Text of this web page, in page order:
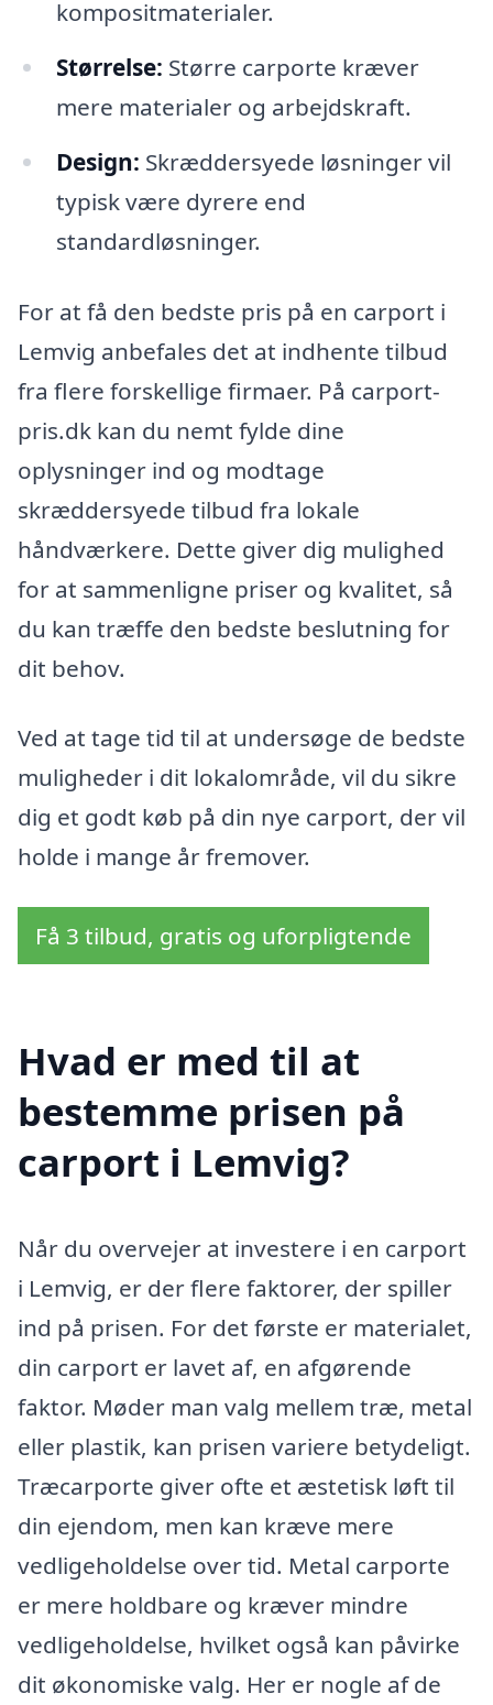
kompositmaterialer.
Størrelse: Større carporte kræver
mere materialer og arbejdskraft.
Design: Skræddersyede løsninger vil
typisk være dyrere end
standardløsninger.
For at få den bedste pris på en carport i
Lemvig anbefales det at indhente tilbud
fra flere forskellige firmaer. På carport-
pris.dk kan du nemt fylde dine
oplysninger ind og modtage
skræddersyede tilbud fra lokale
håndværkere. Dette giver dig mulighed
for at sammenligne priser og kvalitet, så
du kan træffe den bedste beslutning for
dit behov.
Ved at tage tid til at undersøge de bedste
muligheder i dit lokalområde, vil du sikre
dig et godt køb på din nye carport, der vil
holde i mange år fremover.
Få 3 tilbud, gratis og uforpligtende
Hvad er med til at
bestemme prisen på
carport i Lemvig?
Når du overvejer at investere i en carport
i Lemvig, er der flere faktorer, der spiller
ind på prisen. For det første er materialet,
din carport er lavet af, en afgørende
faktor. Møder man valg mellem træ, metal
eller plastik, kan prisen variere betydeligt.
Træcarporte giver ofte et æstetisk løft til
din ejendom, men kan kræve mere
vedligeholdelse over tid. Metal carporte
er mere holdbare og kræver mindre
vedligeholdelse, hvilket også kan påvirke
dit økonomiske valg. Her er nogle af de